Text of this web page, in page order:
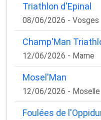
Triathlon d'Epinal
08/06/2026 - Vosges
Champ'Man
12/06/2026 - Marne
Mosel'Man
12/06/2026 - Moselle
Foulées de